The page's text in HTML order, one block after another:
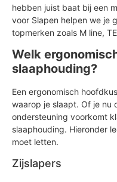
hebben juist baat bij een
voor Slapen helpen we je
topmerken zoals M line,
Welk
slaaphouding?
Een ergonomisch
waarop je slaapt. Of je nu
ondersteuning voorkomt
slaaphouding. Hieronder
moet letten.
Zijslapers